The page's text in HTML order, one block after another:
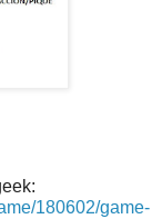
180602/game-